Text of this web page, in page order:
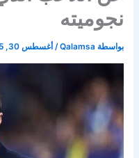
نجوميته
بواسطة Qalamsa
/ أغسطس 30, 2025